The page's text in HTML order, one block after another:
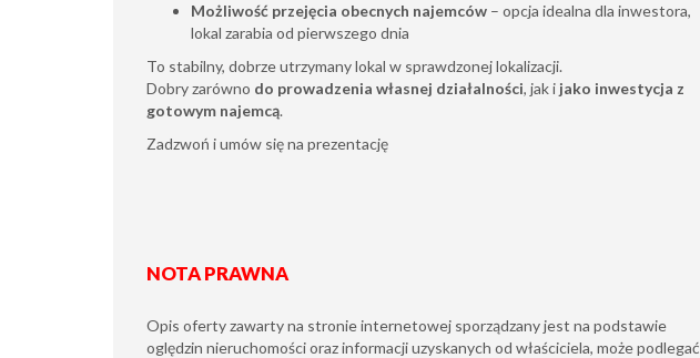
Możliwość przejęcia obecnych najemców – opcja idealna dla inwestora,
lokal zarabia od pierwszego dnia
To stabilny, dobrze utrzymany lokal w sprawdzonej lokalizacji.
Dobry zarówno do prowadzenia własnej działalności, jak i jako inwestycja z
gotowym najemcą.
Zadzwoń i umów się na prezentację
NOTA PRAWNA
Opis oferty zawarty na stronie internetowej sporządzany jest na podstawie
oględzin nieruchomości oraz informacji uzyskanych od właściciela, może podlegać